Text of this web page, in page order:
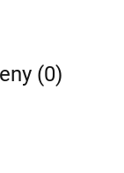
(0)